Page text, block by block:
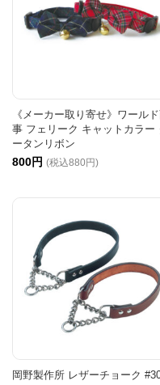
《メーカー取り寄せ》ワール
事 フェリーク キャットカラー
ータンリボン
800円 (税込880円)
岡野製作所 レザーチョーク